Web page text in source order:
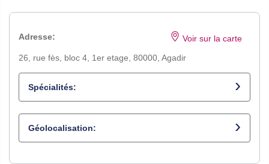
Adresse:
26, rue fès, bloc 4, 1er etage, 80000, Agadir
Voir sur la carte
Spécialités:
Chirurgien dentiste
Géolocalisation: